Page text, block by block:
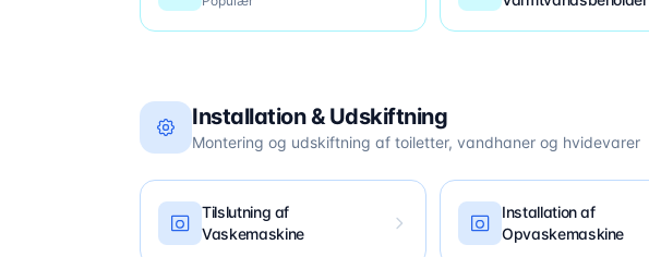
Installation & Udskiftning
Montering og udskiftning af toiletter, vandhaner og hvidevarer
Tilslutning af
Vaskemaskine
Installation af
Opvaskemaskine